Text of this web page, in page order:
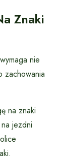
Znaki
nie
zachowania
na znaki
jezdni